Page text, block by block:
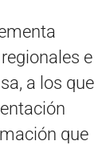
e
a los que
que